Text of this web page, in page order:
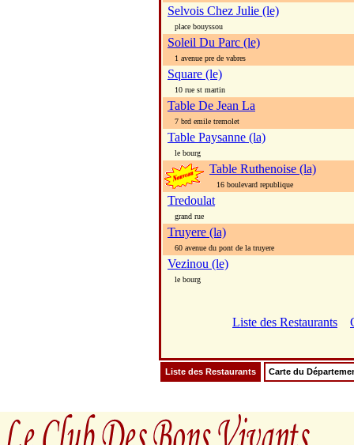
Selvois Chez Julie (le)
place bouyssou
Soleil Du Parc (le)
1 avenue pre de vabres
Square (le)
10 rue st martin
Table De Jean La
7 brd emile tremolet
Table Paysanne (la)
le bourg
Table Ruthenoise (la)
16 boulevard republique
Tredoulat
grand rue
Truyere (la)
60 avenue du pont de la truyere
Vezinou (le)
le bourg
Liste des Restaurants
Liste des Restaurants Carte du